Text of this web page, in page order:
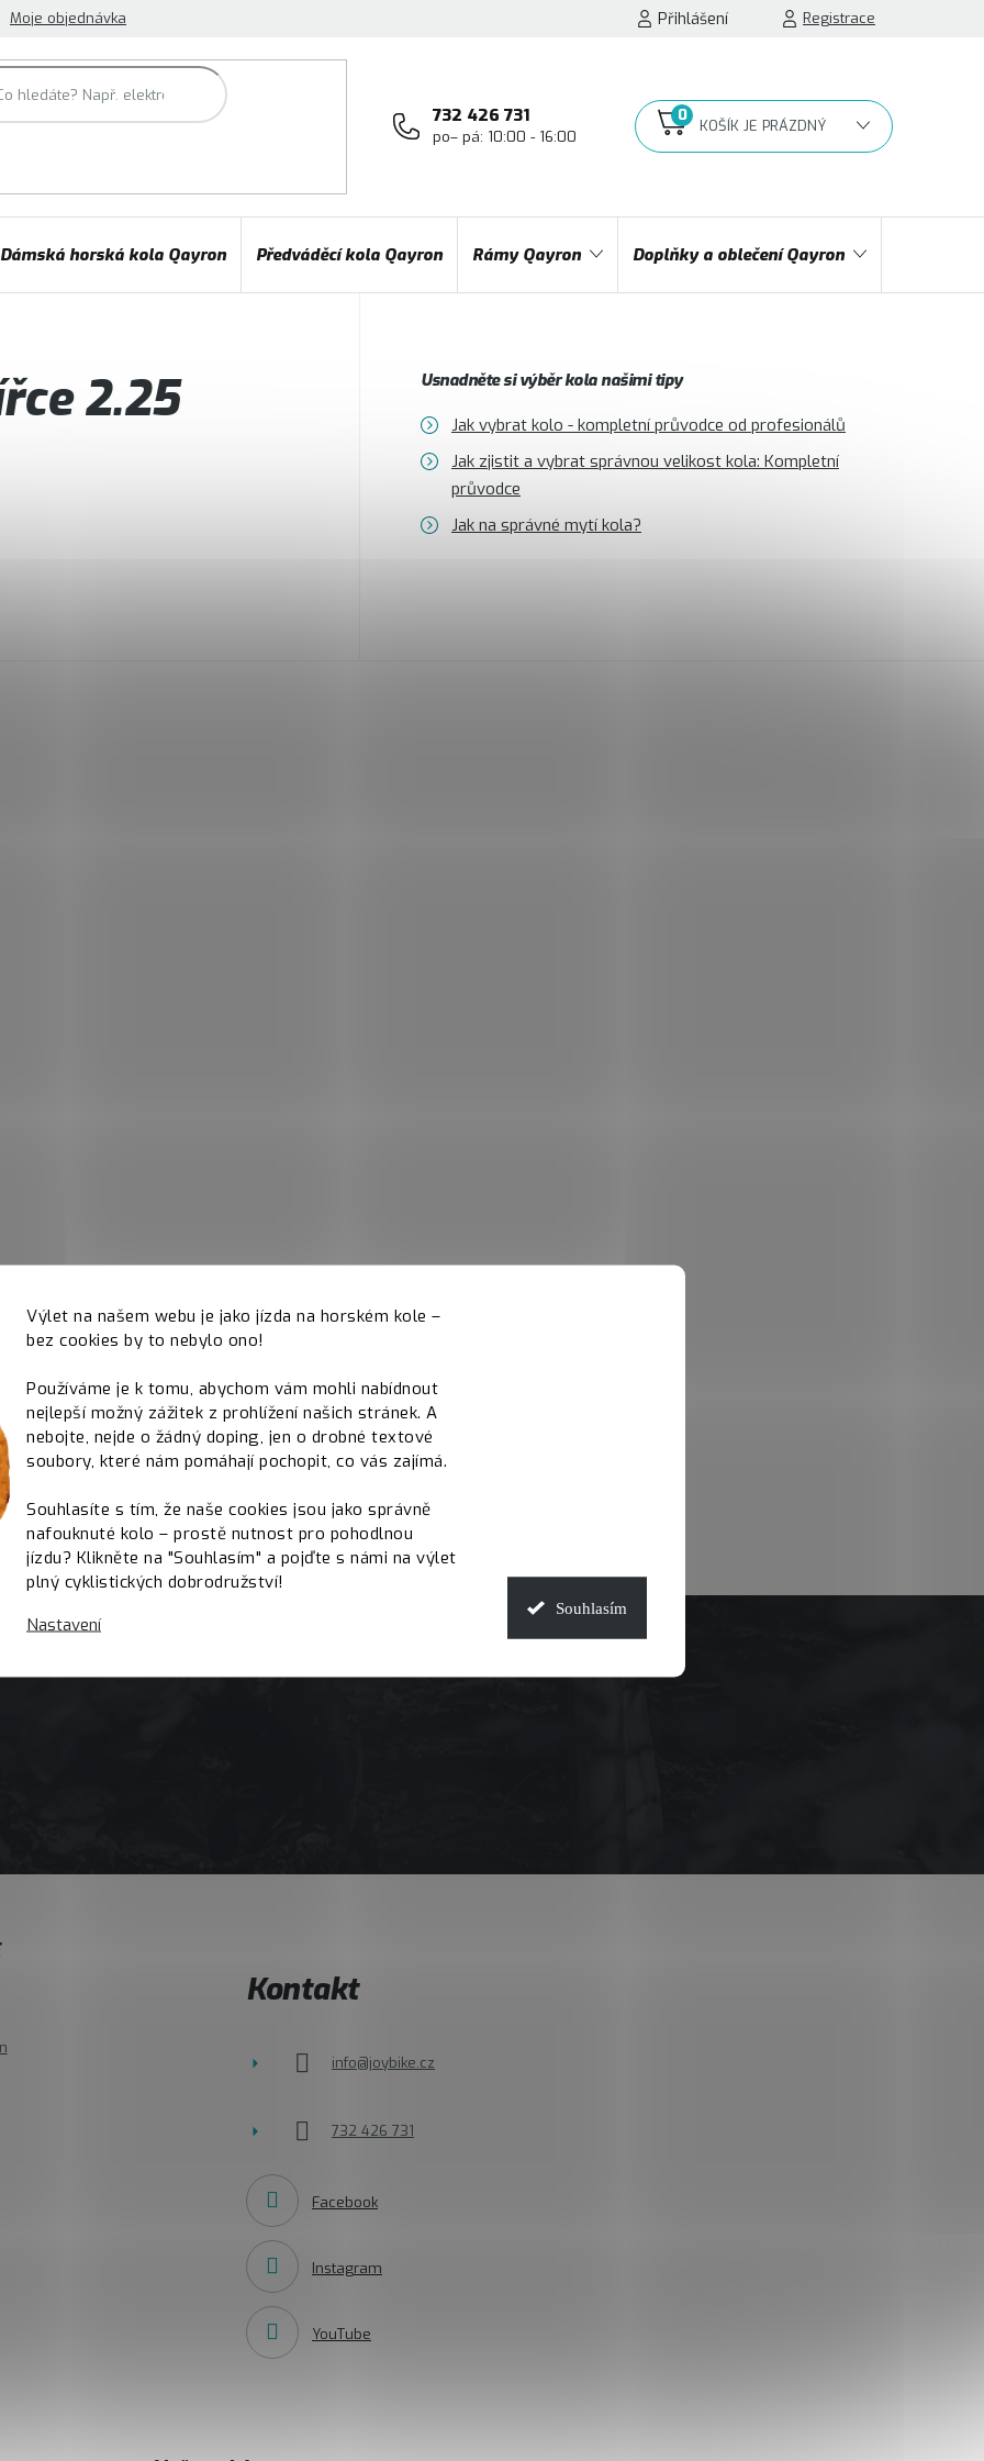
Výlet na našem webu je jako jízda na horském kole –
bez cookies by to nebylo ono!
Používáme je k tomu, abychom vám mohli nabídnout
nejlepší možný zážitek z prohlížení našich stránek. A
nebojte, nejde o žádný doping, jen o drobné textové
soubory, které nám pomáhají pochopit, co vás zajímá.
Souhlasíte s tím, že naše cookies jsou jako správně
nafouknuté kolo – prostě nutnost pro pohodlnou
jízdu? Klikněte na "Souhlasím" a pojďte s námi na výlet
plný cyklistických dobrodružství!
Nastavení
Souhlasím
Moje objednávka Přihlášení Registrace
732 426 731
po– pá: 10:00 - 16:00
NÁKUPNÍ
Dámská horská kola Qayron Předváděcí kola Qayron Rámy Qayron Doplňky a oblečení Qayron
2.25 Usnadněte si výběr kola našimi tipy
Jak vybrat kolo - kompletní průvodce od profesionálů
Jak zjistit a vybrat správnou velikost kola: Kompletní
průvodce
Jak na správné mytí kola?
Kontakt
info@joybike.cz
732 426 731
Facebook
Instagram
YouTube